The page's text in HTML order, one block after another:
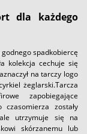
dla każdego
spadkobiercę
kolekcja cechuje się
na tarczy logo
żeglarski.Tarcza
zapobiegające
zostały
utrzymuje się na
skórzanemu lub